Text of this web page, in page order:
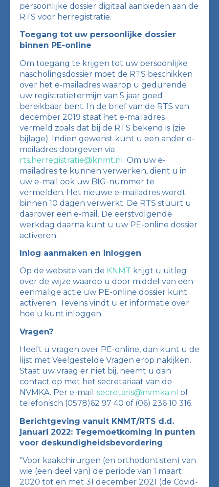
persoonlijke dossier digitaal aanbieden aan de
RTS voor herregistratie.
Toegang tot uw persoonlijke dossier
binnen PE-online
Om toegang te krijgen tot uw persoonlijke
nascholingsdossier moet de RTS beschikken
over het e-mailadres waarop u gedurende
uw registratietermijn van 5 jaar goed
bereikbaar bent. In de brief van de RTS van
december 2019 staat het e-mailadres
vermeld zoals dat bij de RTS bekend is (zie
bijlage). Indien gewenst kunt u een ander e-
mailadres doorgeven via
rts.herregistratie@knmt.nl . Om uw e-
mailadres te kunnen verwerken, dient u in
uw e-mail ook uw BIG-nummer te
vermelden. Het nieuwe e-mailadres wordt
binnen 10 dagen verwerkt. De RTS stuurt u
daarover een e-mail. De eerstvolgende
werkdag daarna kunt u uw PE-online dossier
activeren.
Inlog aanmaken en inloggen
Op de website van de KNMT krijgt u uitleg
over de wijze waarop u door middel van een
eenmalige actie uw PE-online dossier kunt
activeren. Tevens vindt u er informatie over
hoe u kunt inloggen.
Vragen?
Heeft u vragen over PE-online, dan kunt u de
lijst met Veelgestelde Vragen erop nakijken.
Staat uw vraag er niet bij, neemt u dan
contact op met het secretariaat van de
NVMKA. Per e-mail: secretaris@nvmka.nl of
telefonisch (0578)62 97 40 of (06) 236 10 316.
Berichtgeving vanuit KNMT/RTS d.d.
januari 2022: Tegemoetkoming in punten
voor deskundigheidsbevordering
“Voor kaakchirurgen (en orthodontisten) van
wie (een deel van) de periode van 1 maart
2020 tot en met 31 december 2021 (de Covid-